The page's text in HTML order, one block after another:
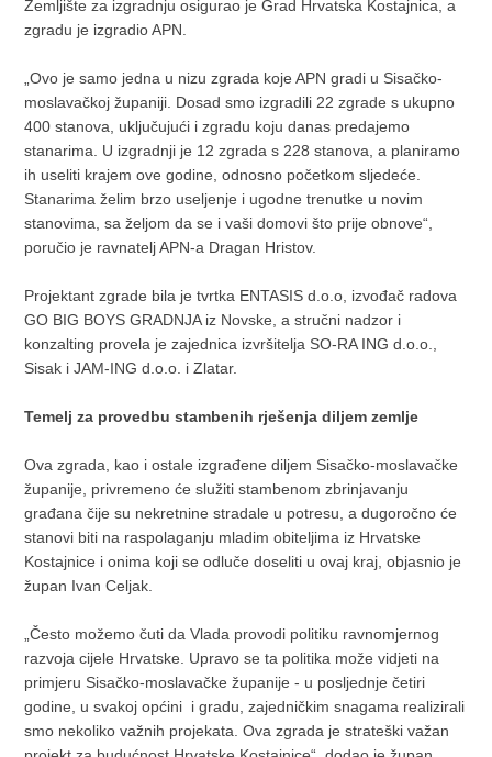
Zemljište za izgradnju osigurao je Grad Hrvatska Kostajnica, a
zgradu je izgradio APN.
„Ovo je samo jedna u nizu zgrada koje APN gradi u Sisačko-
moslavačkoj županiji. Dosad smo izgradili 22 zgrade s ukupno
400 stanova, uključujući i zgradu koju danas predajemo
stanarima. U izgradnji je 12 zgrada s 228 stanova, a planiramo
ih useliti krajem ove godine, odnosno početkom sljedeće.
Stanarima želim brzo useljenje i ugodne trenutke u novim
stanovima, sa željom da se i vaši domovi što prije obnove“,
poručio je ravnatelj APN-a Dragan Hristov.
Projektant zgrade bila je tvrtka ENTASIS d.o.o, izvođač radova
GO BIG BOYS GRADNJA iz Novske, a stručni nadzor i
konzalting provela je zajednica izvršitelja SO-RA ING d.o.o.,
Sisak i JAM-ING d.o.o. i Zlatar.
Temelj za provedbu stambenih rješenja diljem zemlje
Ova zgrada, kao i ostale izgrađene diljem Sisačko-moslavačke
županije, privremeno će služiti stambenom zbrinjavanju
građana čije su nekretnine stradale u potresu, a dugoročno će
stanovi biti na raspolaganju mladim obiteljima iz Hrvatske
Kostajnice i onima koji se odluče doseliti u ovaj kraj, objasnio je
župan Ivan Celjak.
„Često možemo čuti da Vlada provodi politiku ravnomjernog
razvoja cijele Hrvatske. Upravo se ta politika može vidjeti na
primjeru Sisačko-moslavačke županije - u posljednje četiri
godine, u svakoj općini i gradu, zajedničkim snagama realizirali
smo nekoliko važnih projekata. Ova zgrada je strateški važan